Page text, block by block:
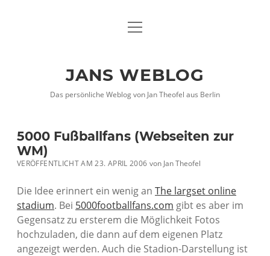
DATENSCHUTZHINWEISE
twitterfacebook
xing
Menü
JANS WEBLOG
Das persönliche Weblog von Jan Theofel aus Berlin
5000 Fußballfans (Webseiten zur
WM)
VERÖFFENTLICHT AM 23. APRIL 2006 vonJan Theofel
Die Idee erinnert ein wenig an The largset online
stadium. Bei 5000footballfans.com gibt es aber im
Gegensatz zu ersterem die Möglichkeit Fotos
hochzuladen, die dann auf dem eigenen Platz
angezeigt werden. Auch die Stadion-Darstellung ist